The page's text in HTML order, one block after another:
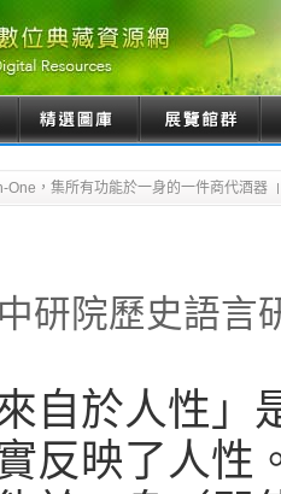
One，集所有功能於一身的一件商代酒器
研院歷史語言
自於人性
反映了人性